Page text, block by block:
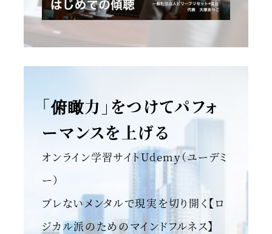
「俯瞰力」をつけてパフォ
ーマンスを上げる
オンライン学習サイトUdemy（ユーデミ
ー）
ブレないメンタルで現実を切り開く【ロ
ジカル派のためのマインドフルネス】